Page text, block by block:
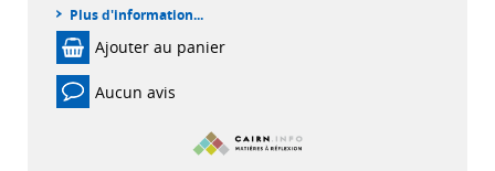
Plus d'information...
Ajouter au panier
Aucun avis